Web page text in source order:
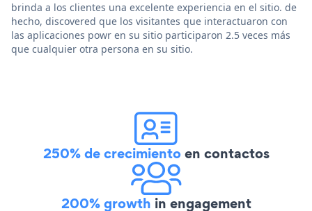
brinda a los clientes una excelente experiencia en el sitio. de
hecho, discovered que los visitantes que interactuaron con
las aplicaciones powr en su sitio participaron 2.5 veces más
que cualquier otra persona en su sitio.
250% de crecimientoen contactos
200% growth in engagement